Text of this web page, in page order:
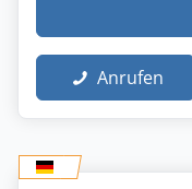
Anrufen